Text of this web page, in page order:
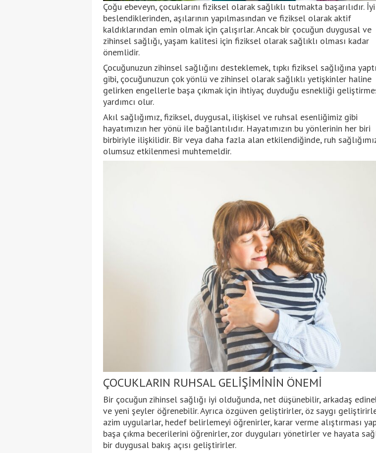
Çoğu ebeveyn, çocuklarını fiziksel olarak sağlıklı tutmakta başarılıdır. İyi
beslendiklerinden, aşılarının yapılmasından ve fiziksel olarak aktif
kaldıklarından emin olmak için çalışırlar. Ancak bir çocuğun duygusal ve
zihinsel sağlığı, yaşam kalitesi için fiziksel olarak sağlıklı olması kadar
önemlidir.
Çocuğunuzun zihinsel sağlığını desteklemek, tıpkı fiziksel sağlığına
gibi, çocuğunuzun çok yönlü ve zihinsel olarak sağlıklı yetişkinler haline
gelirken engellerle başa çıkmak için ihtiyaç duyduğu esnekliği
yardımcı olur.
Akıl sağlığımız, fiziksel, duygusal, ilişkisel ve ruhsal esenliğimiz gibi
hayatımızın her yönü ile bağlantılıdır. Hayatımızın bu yönlerinin her biri
birbiriyle ilişkilidir. Bir veya daha fazla alan etkilendiğinde, ruh
olumsuz etkilenmesi muhtemeldir.
ÇOCUKLARIN RUHSAL GELİŞİMİNİN ÖNEMİ
Bir çocuğun zihinsel sağlığı iyi olduğunda, net düşünebilir, arkadaş
ve yeni şeyler öğrenebilir. Ayrıca özgüven geliştirirler, öz saygı
azim uygularlar, hedef belirlemeyi öğrenirler, karar verme alıştırması
başa çıkma becerilerini öğrenirler, zor duyguları yönetirler ve hayata
bir duygusal bakış açısı geliştirirler.